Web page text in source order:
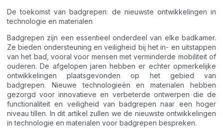
De toekomst van badgrepen: de nieuwste ontwikkelingen in
technologie en materialen
Badgrepen zijn een essentieel onderdeel van elke badkamer.
Ze bieden ondersteuning en veiligheid bij het in- en uitstappen
van het bad, vooral voor mensen met verminderde mobiliteit of
ouderen. De afgelopen jaren hebben er echter opmerkelijke
ontwikkelingen plaatsgevonden op het gebied van
badgrepen. Nieuwe technologieën en materialen hebben
gezorgd voor innovatieve en verbeterde ontwerpen die de
functionaliteit en veiligheid van badgrepen naar een hoger
niveau tillen. In dit artikel zullen we de nieuwste ontwikkelingen
in technologie en materialen voor badgrepen bespreken.